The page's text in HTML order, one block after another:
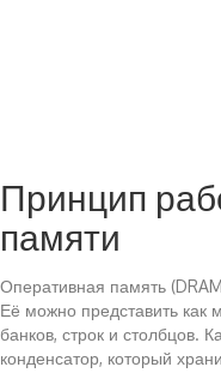
Принцип
памяти
Оперативная память
Её можно представить как
банков, строк и столбцов.
конденсатор, который